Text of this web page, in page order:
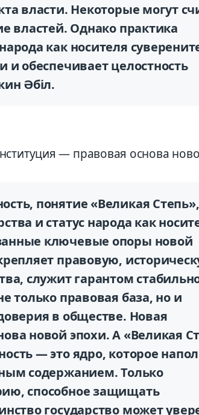
власти. Некоторые могут
властей. Однако практика
как носителя
и обеспечивает целостность
Әбіл.
— правовая основа
понятие «Великая Степь»,
и статус народа как
ключевые опоры новой
правовую,
служит гарантом
только правовая база, но и
в обществе. Новая
новой эпохи. А «Великая
— это ядро, которое
содержанием. Только
способное защищать
государство может